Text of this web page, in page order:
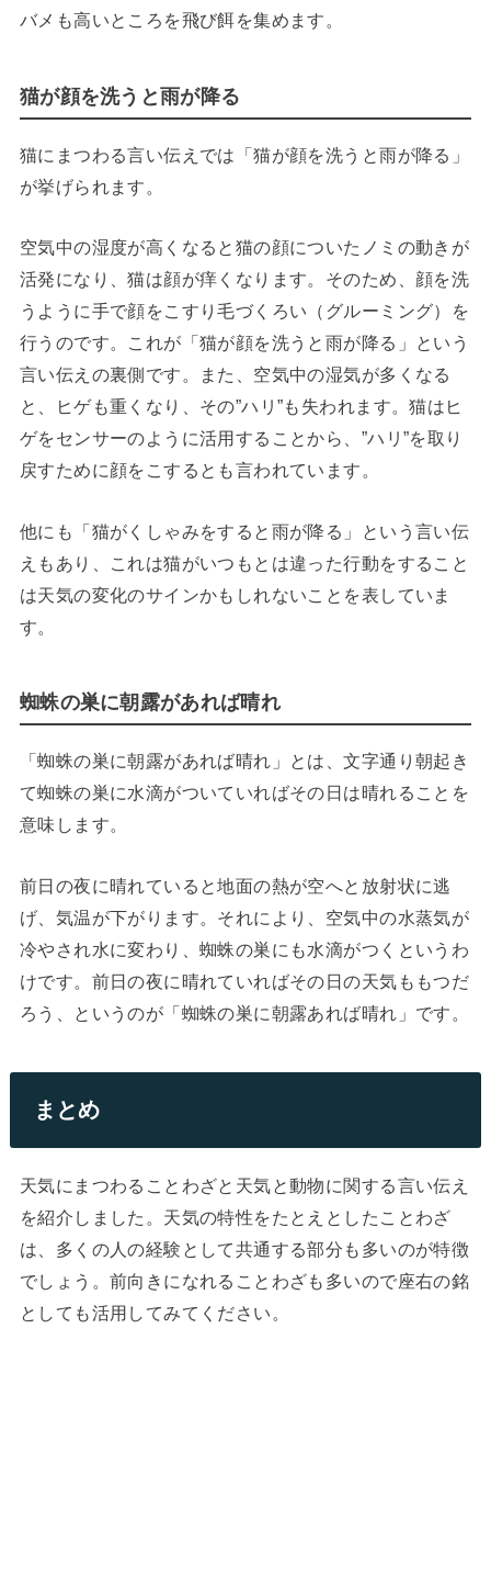
バメも高いところを飛び餌を集めます。
猫が顔を洗うと雨が降る
猫にまつわる言い伝えでは「猫が顔を洗うと雨が降る」
が挙げられます。
空気中の湿度が高くなると猫の顔についたノミの動きが
活発になり、猫は顔が痒くなります。そのため、顔を洗
うように手で顔をこすり毛づくろい（グルーミング）を
行うのです。これが「猫が顔を洗うと雨が降る」という
言い伝えの裏側です。また、空気中の湿気が多くなる
と、ヒゲも重くなり、その”ハリ”も失われます。猫はヒ
ゲをセンサーのように活用することから、”ハリ”を取り
戻すために顔をこするとも言われています。
他にも「猫がくしゃみをすると雨が降る」という言い伝
えもあり、これは猫がいつもとは違った行動をすること
は天気の変化のサインかもしれないことを表していま
す。
蜘蛛の巣に朝露があれば晴れ
「蜘蛛の巣に朝露があれば晴れ」とは、文字通り朝起き
て蜘蛛の巣に水滴がついていればその日は晴れることを
意味します。
前日の夜に晴れていると地面の熱が空へと放射状に逃
げ、気温が下がります。それにより、空気中の水蒸気が
冷やされ水に変わり、蜘蛛の巣にも水滴がつくというわ
けです。前日の夜に晴れていればその日の天気ももつだ
ろう、というのが「蜘蛛の巣に朝露あれば晴れ」です。
まとめ
天気にまつわることわざと天気と動物に関する言い伝え
を紹介しました。天気の特性をたとえとしたことわざ
は、多くの人の経験として共通する部分も多いのが特徴
でしょう。前向きになれることわざも多いので座右の銘
としても活用してみてください。